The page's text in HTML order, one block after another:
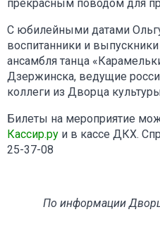
прекрасным поводом для
С юбилейными датами
воспитанники и
ансамбля танца
Дзержинска, ведущие
коллеги из Дворца
Билеты на мероприятие
Кассир.ру и в кассе ДКХ.
25-37-08
По информации